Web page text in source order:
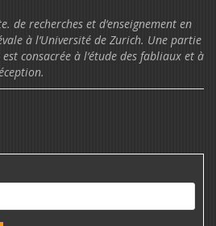
de recherches et d‘enseignement en
à l‘Université de Zurich. Une partie
consacrée à l‘étude des fabliaux et à